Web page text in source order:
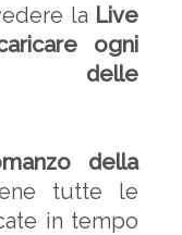
la Live
ogni
delle
della
tutte le
in tempo